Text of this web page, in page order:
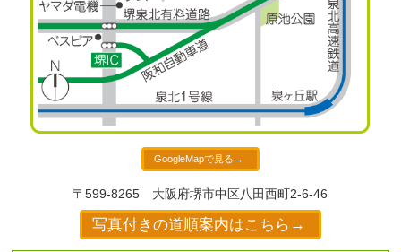
GoogleMapで見る→
〒599-8265 大阪府堺市中区八田西町2-6-46
写真付きの道順案内はこちら→